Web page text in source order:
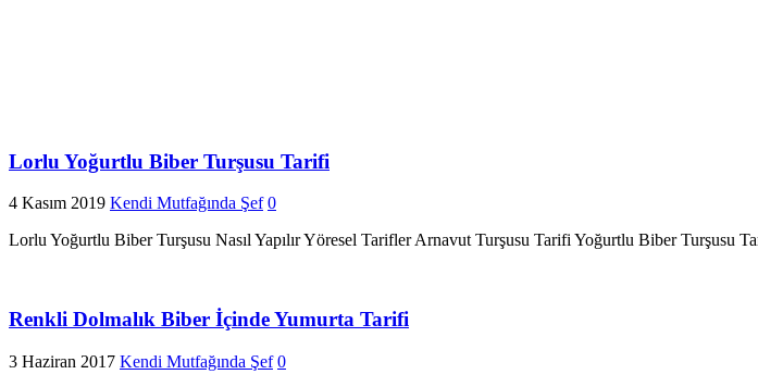
Lorlu Yoğurtlu Biber Turşusu Tarifi
4 Kasım 2019 Kendi Mutfağında Şef 0
Lorlu Yoğurtlu Biber Turşusu Nasıl Yapılır Yöresel Tarifler Arnavut Turşusu Tarifi Yoğurtlu Biber Turşusu
Renkli Dolmalık Biber İçinde Yumurta Tarifi
3 Haziran 2017 Kendi Mutfağında Şef 0